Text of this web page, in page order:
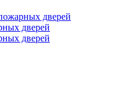
дверей
дверей
дверей